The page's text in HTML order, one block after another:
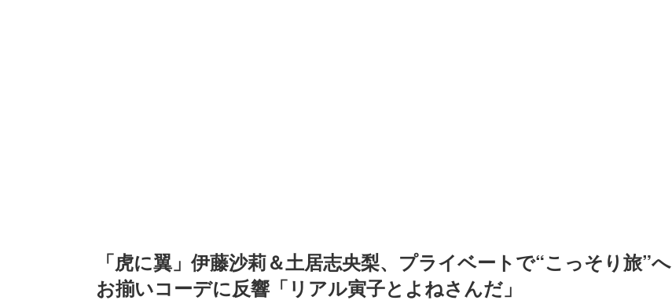
「虎に翼」伊藤沙莉＆土居志央梨、プライベートで“こっそり旅”へ
お揃いコーデに反響「リアル寅子とよねさんだ」